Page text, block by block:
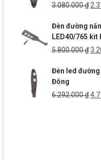
3.080.000₫ Giá
là:
Đèn đường
LED40/765 kit
5.800.000₫Giá
là:
Đèn led đường
Đông
6.292.000₫Giá